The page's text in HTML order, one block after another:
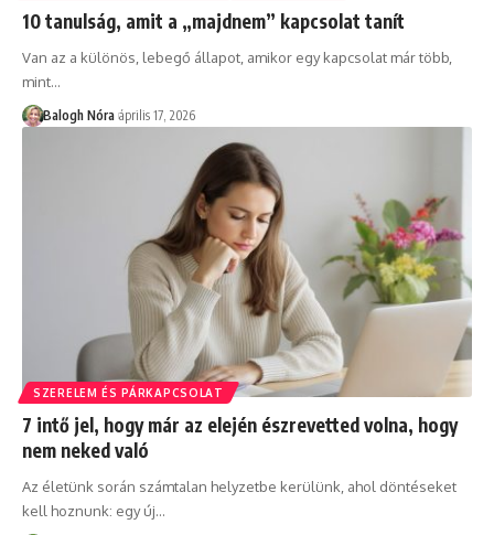
10 tanulság, amit a „majdnem” kapcsolat tanít
Van az a különös, lebegő állapot, amikor egy kapcsolat már több,
mint…
Balogh Nóra április 17, 2026
SZERELEM ÉS PÁRKAPCSOLAT
7 intő jel, hogy már az elején észrevetted volna, hogy
nem neked való
Az életünk során számtalan helyzetbe kerülünk, ahol döntéseket
kell hoznunk: egy új…